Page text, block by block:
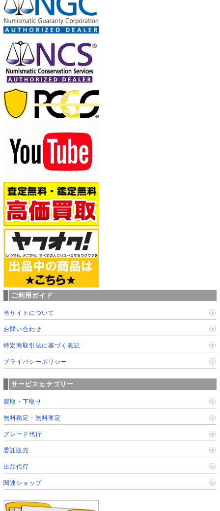
ご利用ガイド
当サイトについて
お問い合わせ
特定商取引法に基づく表記
プライバシーポリシー
サービスカテゴリー
買取・下取り
無料鑑定・無料査定
グレード代行
委託販売
出品代行
関連ショップ